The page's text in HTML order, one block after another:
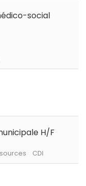
social
H/F